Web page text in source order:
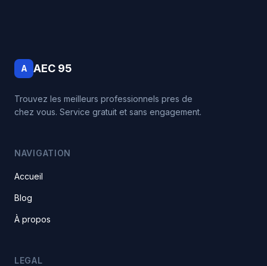
A AEC 95
Trouvez les meilleurs professionnels pres de
chez vous. Service gratuit et sans engagement.
NAVIGATION
Accueil
Blog
À propos
LEGAL